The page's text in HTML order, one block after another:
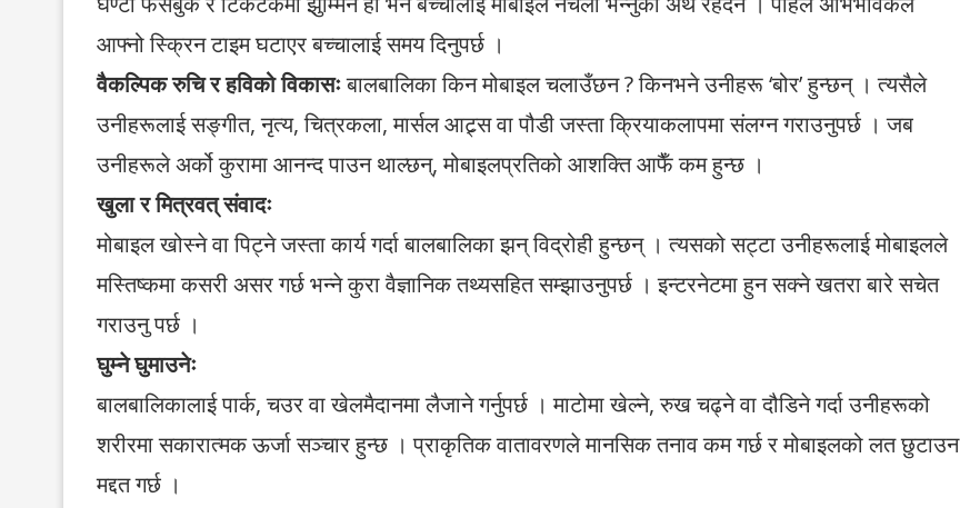
आफ्नो स्क्रिन टाइम घटाएर बच्चालाई समय दिनुपर्छ ।
वैकल्पिक रुचि र हविको विकासःबालबालिका किन मोबाइल चलाउँछन ? किनभने उनीहरू ‘बोर’ हुन्छन् । त्यसैले
उनीहरूलाई सङ्गीत, नृत्य, चित्रकला, मार्सल आट्र्स वा पौडी जस्ता क्रियाकलापमा संलग्न गराउनुपर्छ । जब
उनीहरूले अर्को कुरामा आनन्द पाउन थाल्छन्, मोबाइलप्रतिको आशक्ति आफैँ कम हुन्छ ।
खुला र मित्रवत् संवादः
मोबाइल खोस्ने वा पिट्ने जस्ता कार्य गर्दा बालबालिका झन् विद्रोही हुन्छन् । त्यसको सट्टा उनीहरूलाई मोबाइलले
मस्तिष्कमा कसरी असर गर्छ भन्ने कुरा वैज्ञानिक तथ्यसहित सम्झाउनुपर्छ । इन्टरनेटमा हुन सक्ने खतरा बारे सचेत
गराउनु पर्छ ।
घुम्ने घुमाउनेः
बालबालिकालाई पार्क, चउर वा खेलमैदानमा लैजाने गर्नुपर्छ । माटोमा खेल्ने, रुख चढ्ने वा दौडिने गर्दा उनीहरूको
शरीरमा सकारात्मक ऊर्जा सञ्चार हुन्छ । प्राकृतिक वातावरणले मानसिक तनाव कम गर्छ र मोबाइलको लत छुटाउन
मद्दत गर्छ ।